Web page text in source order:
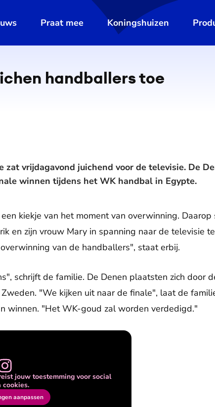
Praat mee Koningshuizen
handballers toe
vrijdagavond juichend voor de televisie. De
winnen tijdens het WK handbal in Egypte.
kiekje van het moment van overwinning.
en zijn vrouw Mary in spanning naar de televisie
van de handballers", staat erbij.
schrijft de familie. De Denen plaatsten zich door
"We kijken uit naar de finale", laat de
winnen. "Het WK-goud zal worden verdedigd."
jouw toestemming voor social
cookies.
aanpassen